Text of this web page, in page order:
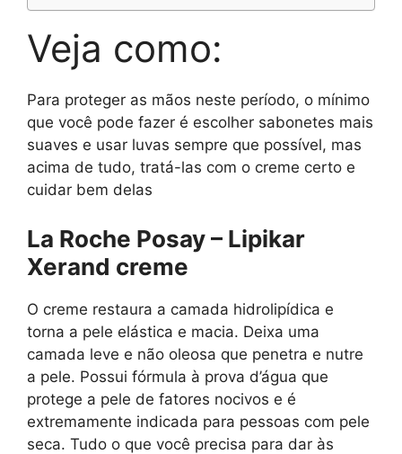
Veja como:
Para proteger as mãos neste período, o mínimo
que você pode fazer é escolher sabonetes mais
suaves e usar luvas sempre que possível, mas
acima de tudo, tratá-las com o creme certo e
cuidar bem delas
La Roche Posay – Lipikar
Xerand creme
O creme restaura a camada hidrolipídica e
torna a pele elástica e macia. Deixa uma
camada leve e não oleosa que penetra e nutre
a pele. Possui fórmula à prova d’água que
protege a pele de fatores nocivos e é
extremamente indicada para pessoas com pele
seca. Tudo o que você precisa para dar às